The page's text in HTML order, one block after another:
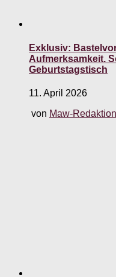
Exklusiv:
Aufmerksamkeit.
Geburtstagstisch
11. April 2026
von Maw-